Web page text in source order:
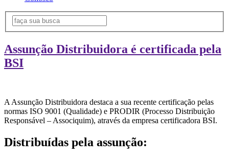
Assunção Distribuidora é certificada pela
BSI
A Assunção Distribuidora destaca a sua recente certificação pelas
normas ISO 9001 (Qualidade) e PRODIR (Processo Distribuição
Responsável – Associquim), através da empresa certificadora BSI.
Distribuídas pela assunção: